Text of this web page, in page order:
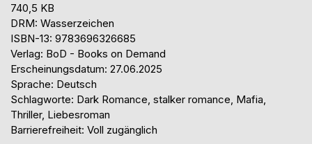
740,5 KB
DRM: Wasserzeichen
ISBN-13: 9783696326685
Verlag: BoD - Books on Demand
Erscheinungsdatum: 27.06.2025
Sprache: Deutsch
Schlagworte: Dark Romance, stalker romance, Mafia,
Thriller, Liebesroman
Barrierefreiheit: Voll zugänglich